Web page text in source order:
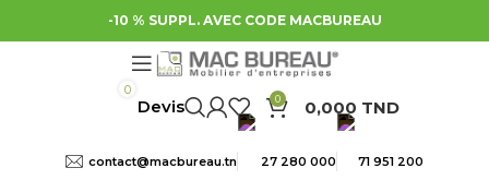
-10 % SUPPL. AVEC CODE MACBUREAU
0
0 0,000 TND
contact@macbureau.tn 27 280 000 71 951 200